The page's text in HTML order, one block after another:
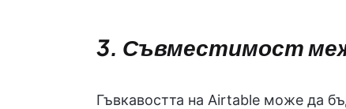
3. Съвместимост
Гъвкавостта на Airtable може да